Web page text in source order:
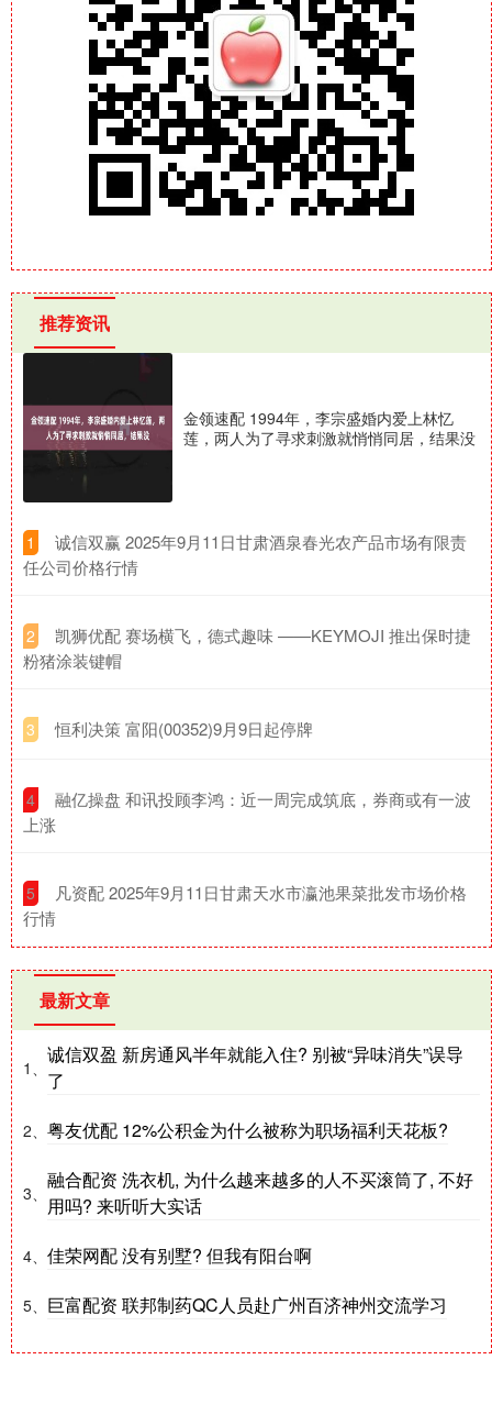
推荐资讯
金领速配 1994年，李宗盛婚内爱上林忆
莲，两人为了寻求刺激就悄悄同居，结果没
1
​诚信双赢 2025年9月11日甘肃酒泉春光农产品市场有限责
任公司价格行情
2
​凯狮优配 赛场横飞，德式趣味 ——KEYMOJI 推出保时捷
粉猪涂装键帽
3 ​恒利决策 富阳(00352)9月9日起停牌
4
​融亿操盘 和讯投顾李鸿：近一周完成筑底，券商或有一波
上涨
5
​凡资配 2025年9月11日甘肃天水市瀛池果菜批发市场价格
行情
最新文章
1、
诚信双盈 新房通风半年就能入住? 别被“异味消失”误导
了
2、 粤友优配 12%公积金为什么被称为职场福利天花板?
3、
融合配资 洗衣机, 为什么越来越多的人不买滚筒了, 不好
用吗? 来听听大实话
4、 佳荣网配 没有别墅? 但我有阳台啊
5、 巨富配资 联邦制药QC人员赴广州百济神州交流学习